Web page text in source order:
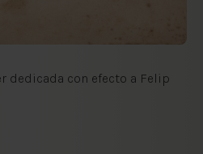
dedicada con efecto a Felip